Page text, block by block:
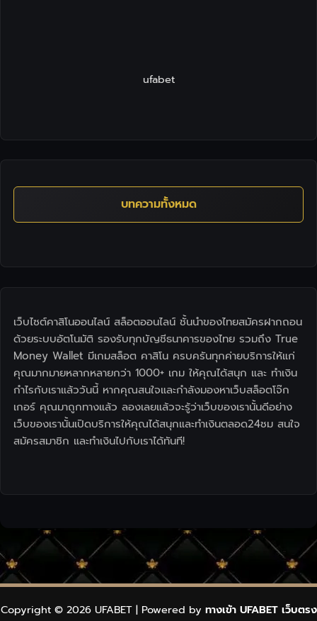
ufabet
บทความทั้งหมด
เว็บไซต์คาสิโนออนไลน์ สล็อตออนไลน์ ชั้นนำของไทยสมัครฝากถอน
ด้วยระบบอัตโนมัติ รองรับทุกบัญชีธนาคารของไทย รวมถึง True
Money Wallet มีเกมสล็อต คาสิโน ครบครันทุกค่ายบริการให้แก่
คุณมากมายหลากหลายกว่า 1000+ เกม ให้คุณได้สนุก และ ทำเงิน
กำไรกับเราแล้ววันนี้ หากคุณสนใจและกำลังมองหาเว็บสล็อตโจ๊ก
เกอร์ คุณมาถูกทางแล้ว ลองเลยแล้วจะรู้ว่าเว็บของเรานั้นดีอย่าง
เว็บของเรานั้นเปิดบริการให้คุณได้สนุกและทำเงินตลอด24ชม สนใจ
สมัครสมาชิก และทำเงินไปกับเราได้ทันที!
Copyright © 2026 UFABET | Powered by ทางเข้า UFABET เว็บตรง